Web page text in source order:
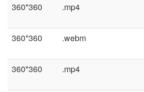
360*360
.mp4
360*360
.webm
360*360
.mp4